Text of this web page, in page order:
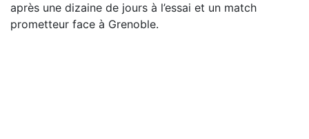
après une dizaine de jours à l’essai et un match
prometteur face à Grenoble.